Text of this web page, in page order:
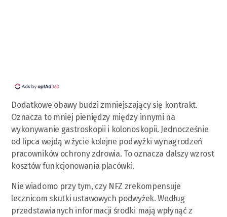
Dodatkowe obawy budzi zmniejszający się kontrakt.
Oznacza to mniej pieniędzy między innymi na
wykonywanie gastroskopii i kolonoskopii. Jednocześnie
od lipca wejdą w życie kolejne podwyżki wynagrodzeń
pracowników ochrony zdrowia. To oznacza dalszy wzrost
kosztów funkcjonowania placówki.
Nie wiadomo przy tym, czy NFZ zrekompensuje
lecznicom skutki ustawowych podwyżek. Według
przedstawianych informacji środki mają wpłynąć z